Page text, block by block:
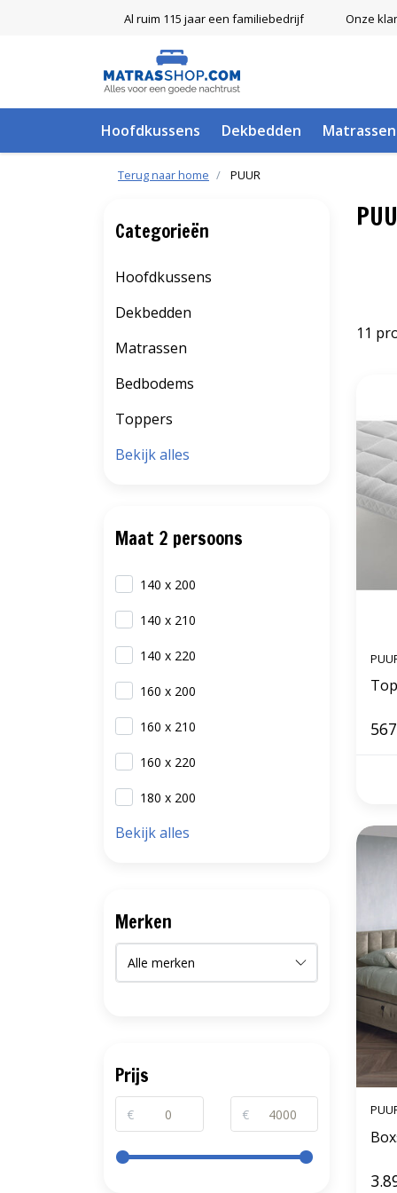
Al ruim 115 jaar een familiebedrijf Onze
Hoofdkussens Dekbedden Matrassen
Terug naar home PUUR
11
Categorieën
Hoofdkussens
Dekbedden
Matrassen
Bedbodems
Toppers
Bekijk alles
Maat 2 persoons
140 x 200
140 x 210
140 x 220
160 x 200
160 x 210
160 x 220
180 x 200
Bekijk alles
Merken
Prijs
€ €